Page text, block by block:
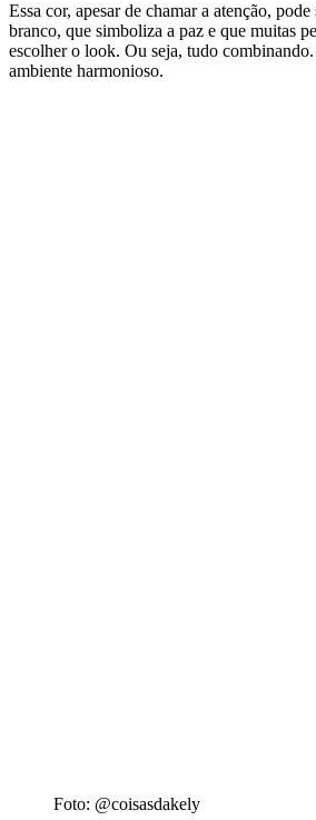
Essa cor, apesar de chamar a atenção,
branco, que simboliza a paz e que muitas
escolher o look. Ou seja, tudo
ambiente harmonioso.
Foto: @coisasdakely